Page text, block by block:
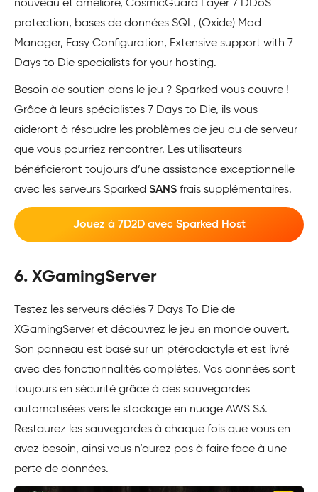
nouveau et amélioré, CosmicGuard Layer 7 DDoS
protection, bases de données SQL, (Oxide) Mod
Manager, Easy Configuration, Extensive support with 7
Days to Die specialists for your hosting.
Besoin de soutien dans le jeu ? Sparked vous couvre !
Grâce à leurs spécialistes 7 Days to Die, ils vous
aideront à résoudre les problèmes de jeu ou de serveur
que vous pourriez rencontrer. Les utilisateurs
bénéficieront toujours d’une assistance exceptionnelle
avec les serveurs Sparked SANS frais supplémentaires.
Jouez à 7D2D avec Sparked Host
6. XGamingServer
Testez les serveurs dédiés 7 Days To Die de
XGamingServer et découvrez le jeu en monde ouvert.
Son panneau est basé sur un ptérodactyle et est livré
avec des fonctionnalités complètes. Vos données sont
toujours en sécurité grâce à des sauvegardes
automatisées vers le stockage en nuage AWS S3.
Restaurez les sauvegardes à chaque fois que vous en
avez besoin, ainsi vous n’aurez pas à faire face à une
perte de données.